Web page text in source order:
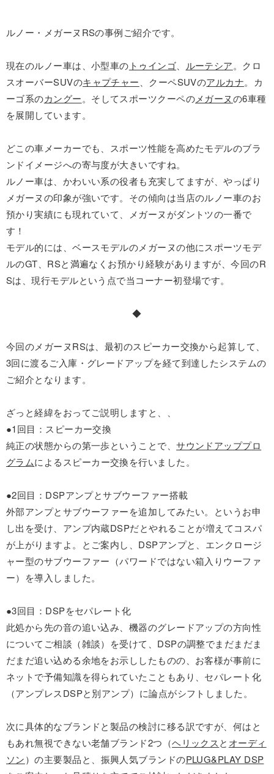
ルノー・メガーヌRSの事例ご紹介です。
現在のルノー車は、小型車の トゥインゴ ルーテシア。クロ
スオーバーSUVのキャプチャー 、クーペSUVのアルカナ。カ
ーゴ系のカングー。そしてスポーツクーペのメガーヌの6車種
を展開しています。
どこの車メーカーでも、スポーツ性能を高めたモデルのブラ
ンドイメージへの寄与度が大きいですね。
ルノー車は、かわいい系の役者も充実してますが、やっぱり
メガーヌの印象が強いです。その傾向は当店のルノー車のお
預かり実績にも現れていて、メガーヌがダントツの一番で
す！
モデル的には、ベースモデルのメガーヌの他にスポーツモデ
ルのGT、RSと満遍なくお預かり経験がありますが、今回のR
Sは、現行モデルという点で当コーナー初登場です。
◆
今回のメガーヌRSは、最初のスピーカー交換から起算して、
3回に渡るご入庫・グレードアップを経て到達したシステムの
ご紹介となります。
ざっと経緯をおってご説明しますと、、
●1回目：スピーカー交換
純正の状態からの第一歩ということで、サウンドアッププロ
グラムによるスピーカー交換を行いました。
●2回目：DSPアンプとサブウーファー搭載
外部アンプとサブウーファーを追加してみたい。というお申
し出を受け、アンプ内蔵DSPだとやれることが増えてコスパ
が上がりますよ。とご案内し、DSPアンプと、エンクロージ
ャー型のサブウーファー（パワードではない箱入りウーファ
ー）を導入しました。
●3回目：DSPをセパレート化
此処から先の音の追い込み、機器のグレードアップの方向性
についてご相談（雑談）を受けて、DSPの調整でまだまだま
だまだ追い込める余地をお示ししたものの、お客様が事前に
ネットで予備知識を得られていたこともあり、セパレート化
（アンプレスDSPと別アンプ）に論点がシフトしました。
次に具体的なブランドと製品の検討に移る訳ですが、何はと
もあれ無視できない老舗ブランド2つ（ヘリックスと オーディ
ソン）の主要製品と、振興人気ブランドのPLUG&PLAY DSP